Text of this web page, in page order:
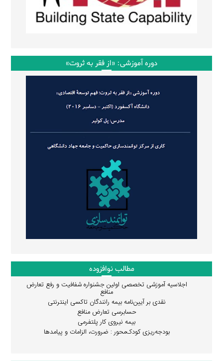
دوره آموزشی: «از فقر به ثروت»
مطالب نوافزوده
اجلاسیه آموزشی تخصصی اولین جشنواره شفافیت و رفع تعارض
منافع
نقدی بر آیین‌نامه بیمه رانندگان تاکسی اینترنتی
حسابرسی تعارض منافع
بیمه نیروی کار پلتفرمی
بودجه‌ریزی کودک‌محور : ضرورت، الزامات و پیامدها